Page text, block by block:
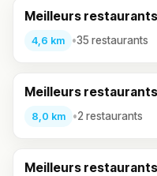
Meilleurs
4,6 km •35 restaurants
Meilleurs
8,0 km •2 restaurants
Meilleurs